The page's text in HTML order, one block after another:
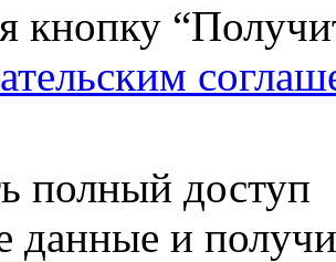
кнопку
полный доступ
данные и